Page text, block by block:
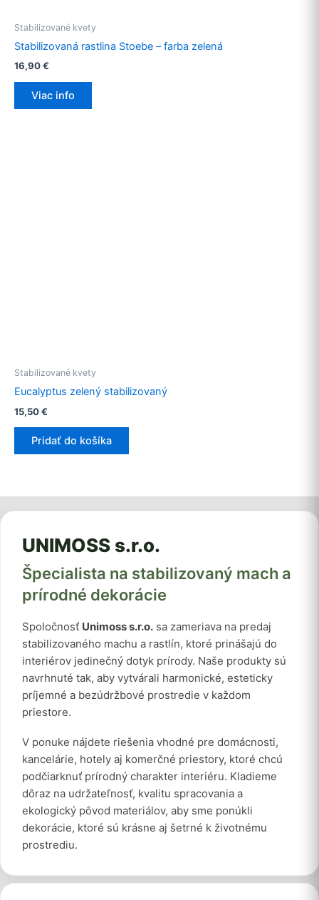
Stabilizované kvety
Stabilizovaná rastlina Stoebe – farba zelená
16,90€
Viac info
Stabilizované kvety
Eucalyptus zelený stabilizovaný
15,50€
Pridať do košíka
UNIMOSS s.r.o.
Špecialista na stabilizovaný mach a
prírodné dekorácie
Spoločnosť Unimoss s.r.o. sa zameriava na predaj
stabilizovaného machu a rastlín, ktoré prinášajú do
interiérov jedinečný dotyk prírody. Naše produkty sú
navrhnuté tak, aby vytvárali harmonické, esteticky
príjemné a bezúdržbové prostredie v každom
priestore.
V ponuke nájdete riešenia vhodné pre domácnosti,
kancelárie, hotely aj komerčné priestory, ktoré chcú
podčiarknuť prírodný charakter interiéru. Kladieme
dôraz na udržateľnosť, kvalitu spracovania a
ekologický pôvod materiálov, aby sme ponúkli
dekorácie, ktoré sú krásne aj šetrné k životnému
prostrediu.